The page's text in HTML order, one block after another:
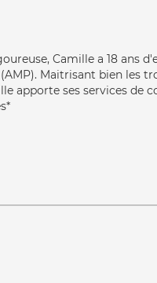
Camille a 18 ans
Maitrisant bien les
apporte ses services de